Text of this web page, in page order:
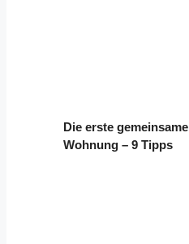
Die erste gemeinsame
Wohnung – 9 Tipps